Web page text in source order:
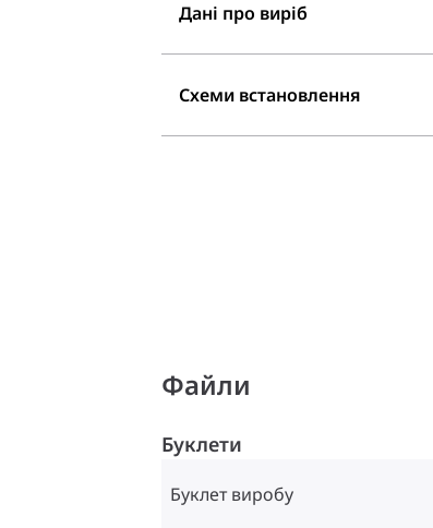
Дані про виріб
Схеми встановлення
Файли
Буклети
Буклет виробу